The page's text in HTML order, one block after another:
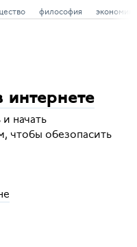
философия экономика
интернете
начать
чтобы обезопасить